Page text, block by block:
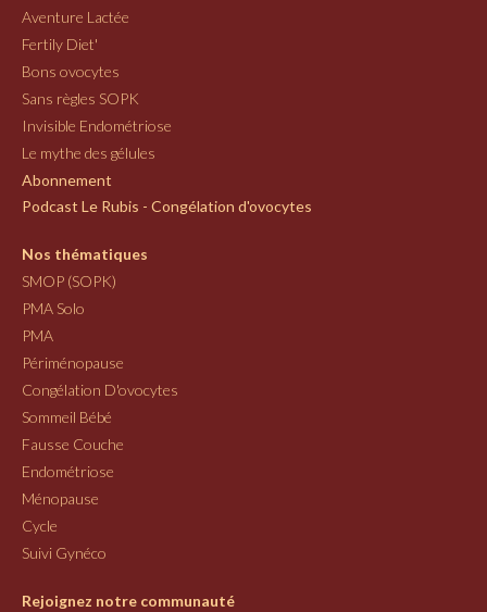
Aventure Lactée
Fertily Diet'
Bons ovocytes
Sans règles SOPK
Invisible Endométriose
Le mythe des gélules
Abonnement
Podcast Le Rubis - Congélation d'ovocytes
Nos thématiques
SMOP (SOPK)
PMA Solo
PMA
Périménopause
Congélation D'ovocytes
Sommeil Bébé
Fausse Couche
Endométriose
Ménopause
Cycle
Suivi Gynéco
Rejoignez notre communauté